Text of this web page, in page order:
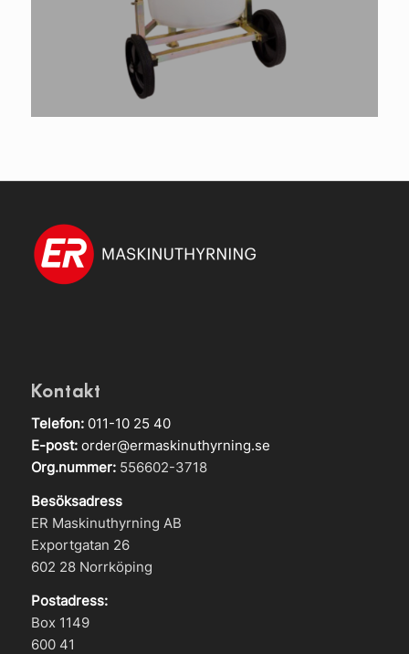
Kontakt
Telefon: 011-10 25 40
E-post: order@ermaskinuthyrning.se
Org.nummer:556602-3718
Besöksadress
ER Maskinuthyrning AB
Exportgatan 26
602 28 Norrköping
Postadress:
Box 1149
600 41